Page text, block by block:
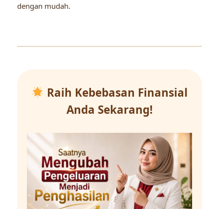
dengan mudah.
Raih Kebebasan Finansial
Anda Sekarang!